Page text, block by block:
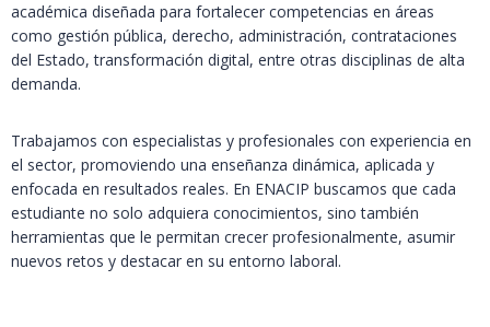
académica diseñada para fortalecer competencias en áreas
como gestión pública, derecho, administración, contrataciones
del Estado, transformación digital, entre otras disciplinas de alta
demanda.
Trabajamos con especialistas y profesionales con experiencia en
el sector, promoviendo una enseñanza dinámica, aplicada y
enfocada en resultados reales. En ENACIP buscamos que cada
estudiante no solo adquiera conocimientos, sino también
herramientas que le permitan crecer profesionalmente, asumir
nuevos retos y destacar en su entorno laboral.